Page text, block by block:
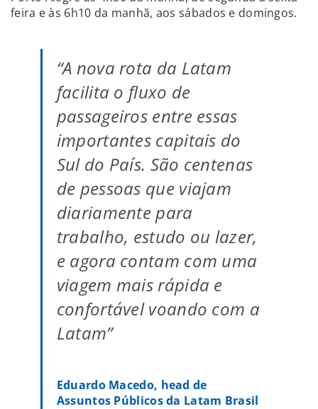
feira e às 6h10 da manhã, aos sábados e domingos.
“A nova rota da Latam
facilita o fluxo de
passageiros entre essas
importantes capitais do
Sul do País. São centenas
de pessoas que viajam
diariamente para
trabalho, estudo ou lazer,
e agora contam com uma
viagem mais rápida e
confortável voando com a
Latam”
Eduardo Macedo, head de
Assuntos Públicos da Latam Brasil